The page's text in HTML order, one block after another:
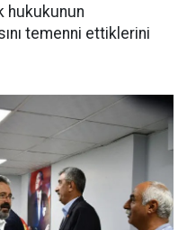
hukukunun
temenni ettiklerini